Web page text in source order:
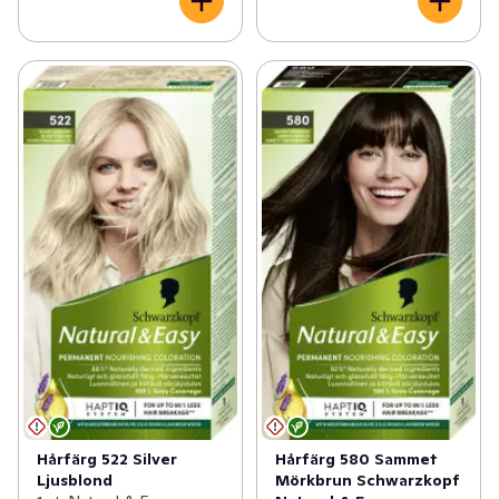
Hårfärg 522 Silver
Ljusblond
Hårfärg 580 Sammet
Mörkbrun Schwarzkopf